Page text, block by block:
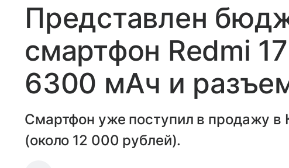
Представлен
смартфон Redmi
6300 мАч и
Смартфон уже поступил в продажу в
(около 12 000 рублей).